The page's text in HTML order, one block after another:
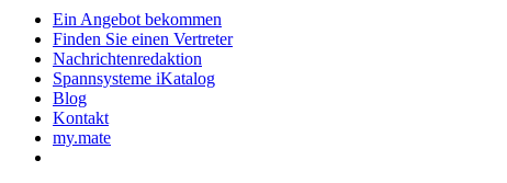
Ein Angebot bekommen
Finden Sie einen Vertreter
Nachrichtenredaktion
Spannsysteme iKatalog
Blog
Kontakt
my.mate